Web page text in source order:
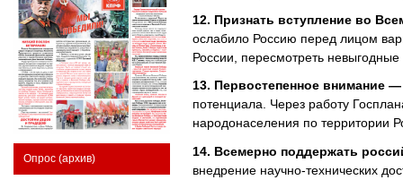
Опрос (архив)
12. Признать вступление во
ослабило Россию перед лицом
России, пересмотреть
13. Первостепенное внимание
потенциала. Через работу
народонаселения по территории
14. Всемерно поддержать
внедрение научно-технических